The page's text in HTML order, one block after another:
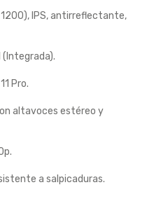
1200), IPS, antirreflectante,
Pro.
altavoces estéreo y
a salpicaduras.